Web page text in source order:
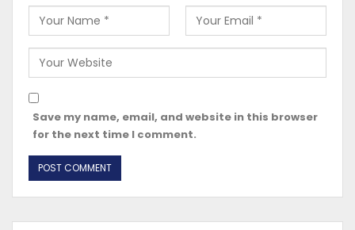
Save my name, email, and website in this browser
for the next time I comment.